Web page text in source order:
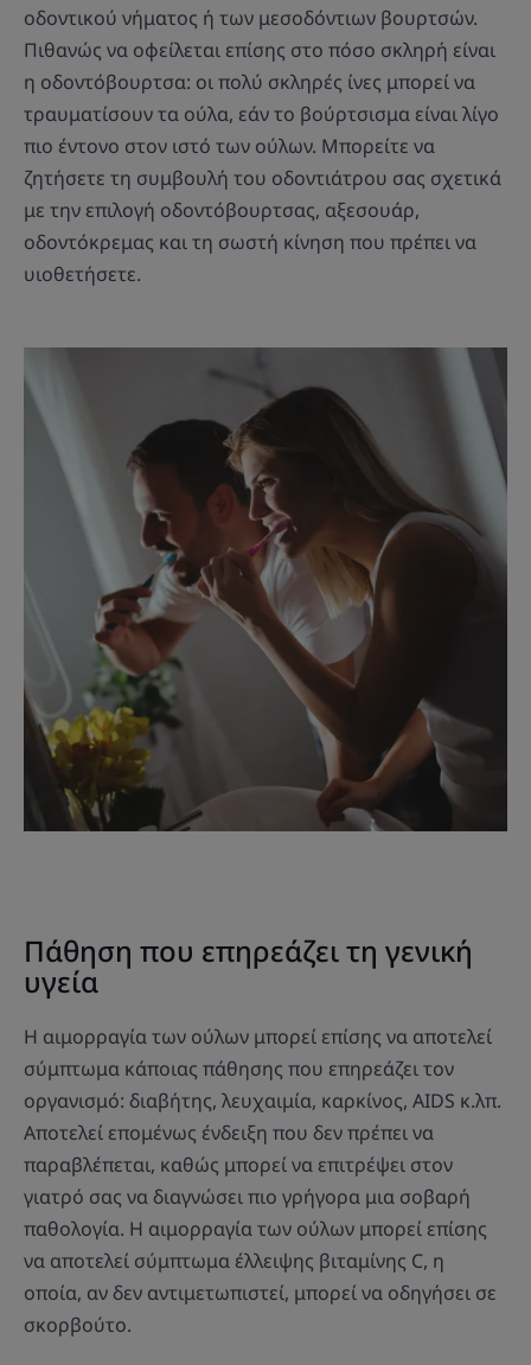
οδοντικού νήματος ή των μεσοδόντιων βουρτσών.
Πιθανώς να οφείλεται επίσης στο πόσο σκληρή είναι
η οδοντόβουρτσα: οι πολύ σκληρές ίνες μπορεί να
τραυματίσουν τα ούλα, εάν το βούρτσισμα είναι λίγο
πιο έντονο στον ιστό των ούλων. Μπορείτε να
ζητήσετε τη συμβουλή του οδοντιάτρου σας σχετικά
με την επιλογή οδοντόβουρτσας, αξεσουάρ,
οδοντόκρεμας και τη σωστή κίνηση που πρέπει να
υιοθετήσετε.
Πάθηση που επηρεάζει τη γενική
υγεία
Η αιμορραγία των ούλων μπορεί επίσης να αποτελεί
σύμπτωμα κάποιας πάθησης που επηρεάζει τον
οργανισμό: διαβήτης, λευχαιμία, καρκίνος, AIDS κ.λπ.
Αποτελεί επομένως ένδειξη που δεν πρέπει να
παραβλέπεται, καθώς μπορεί να επιτρέψει στον
γιατρό σας να διαγνώσει πιο γρήγορα μια σοβαρή
παθολογία. Η αιμορραγία των ούλων μπορεί επίσης
να αποτελεί σύμπτωμα έλλειψης βιταμίνης C, η
οποία, αν δεν αντιμετωπιστεί, μπορεί να οδηγήσει σε
σκορβούτο.